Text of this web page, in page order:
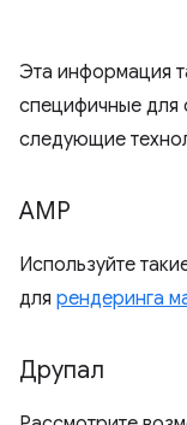
Эта информация
специфичные для
следующие
AMP
Используйте
для рендеринга
Друпал